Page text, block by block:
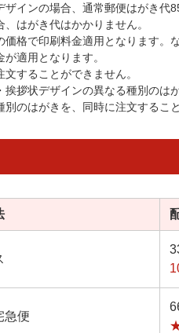
インの場合、通常郵便はがき代
はがき代はかかりません。
格で印刷料金適用となります。
適用となります。
することができません。
拶状デザインの異なる種別のは
のはがきを、同時に注文するこ
急便